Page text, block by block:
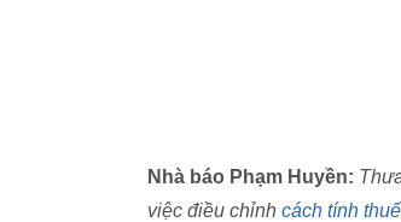
Nhà báo Phạm Huyền:
việc điều chỉnh cách tính